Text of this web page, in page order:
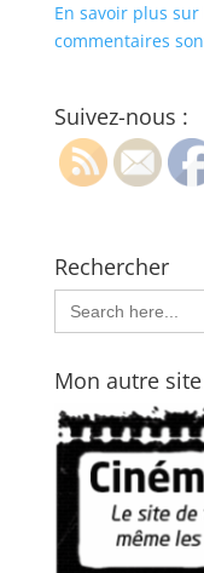
En savoir plus
commentaires
Suivez-nous :
Rechercher
Search
for:
Mon autre